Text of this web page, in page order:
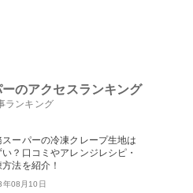
のアクセスランキング
ランキング
スーパーの冷凍クレープ生地は
い？口コミやアレンジレシピ・
法を紹介！
年08月10日